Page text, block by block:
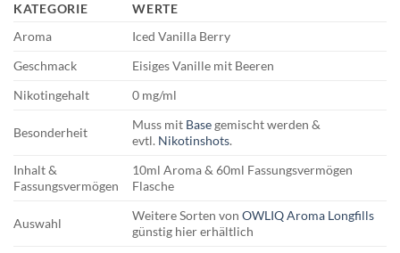
KATEGORIE
WERTE
Aroma
Iced Vanilla Berry
Geschmack
Eisiges Vanille mit Beeren
Nikotingehalt
0 mg/ml
Besonderheit
Muss mit Basegemischt werden &
evtl. Nikotinshots.
Inhalt &
Fassungsvermögen
10ml Aroma & 60ml Fassungsvermögen
Flasche
Auswahl
Weitere Sorten vonOWLIQ Aroma Longfills
günstig hier erhältlich